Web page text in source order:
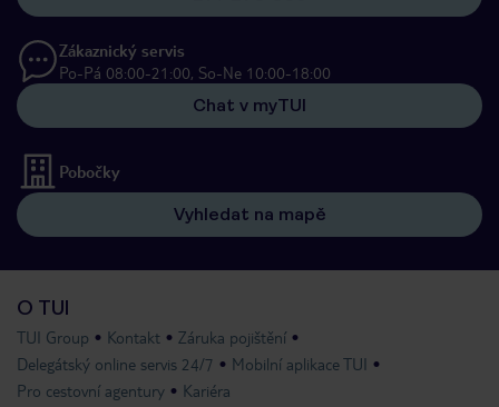
Zákaznický servis
Po-Pá 08:00-21:00, So-Ne 10:00-18:00
Chat v myTUI
Pobočky
Vyhledat na mapě
O TUI
TUI Group Kontakt
Záruka pojištění
Delegátský online servis 24/7
Mobilní aplikace TUI
Pro cestovní agentury
Kariéra